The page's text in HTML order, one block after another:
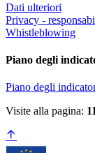
Dati ulteriori
Privacy -
Whistleblowing
Piano degli
Piano degli
Visite alla pagina: